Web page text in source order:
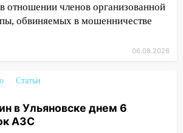
районе пожар
дачный дом и
на контейнерных
отношении членов организованной
обвиняемых в мошенничестве
06.08.2026
Статьи
в Ульяновске днем 6
АЗС